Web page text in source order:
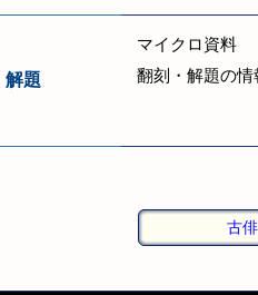
解題
マイクロ資料
翻刻・解題の情
古